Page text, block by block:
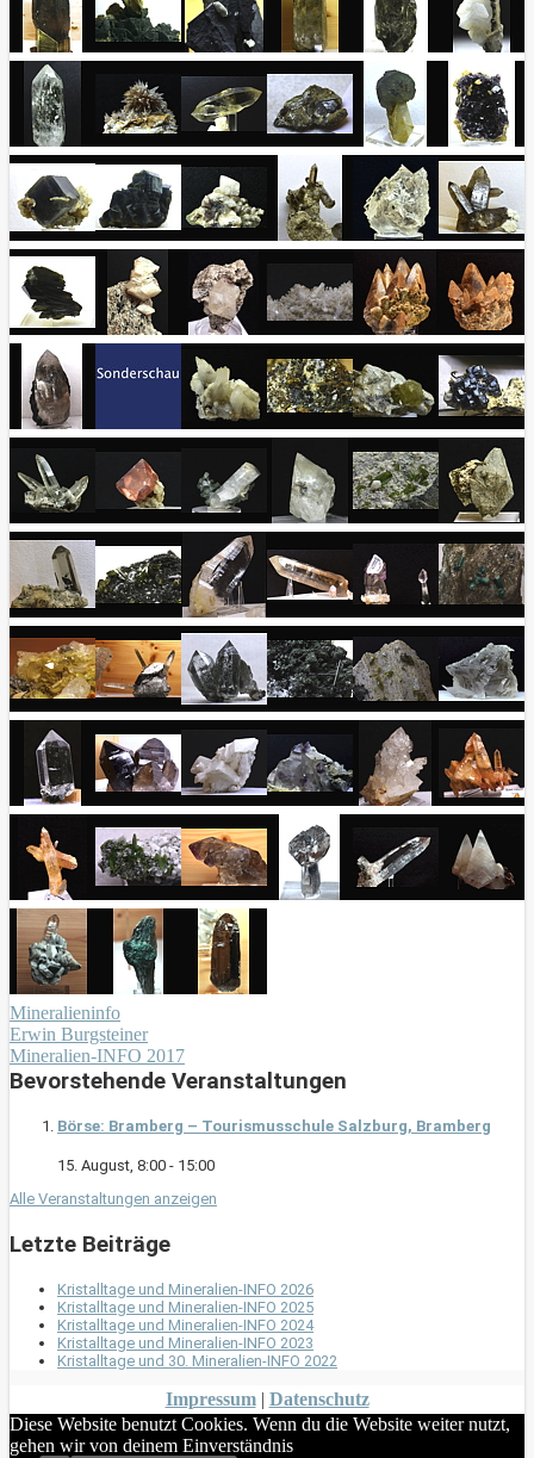
Mineralieninfo
Erwin Burgsteiner
Mineralien-INFO 2017
Bevorstehende Veranstaltungen
Börse: Bramberg – Tourismusschule Salzburg, Bramberg
15. August, 8:00 - 15:00
Alle Veranstaltungen anzeigen
Letzte Beiträge
Kristalltage und Mineralien-INFO 2026
Kristalltage und Mineralien-INFO 2025
Kristalltage und Mineralien-INFO 2024
Kristalltage und Mineralien-INFO 2023
Kristalltage und 30. Mineralien-INFO 2022
Impressum| Datenschutz
Diese Website benutzt Cookies. Wenn du die Website weiter nutzt,
gehen wir von deinem Einverständnis